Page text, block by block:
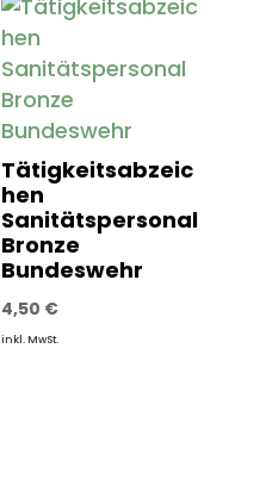
Tätigkeitsabzeic
hen
Sanitätspersonal
Bronze
Bundeswehr
4,50 €
inkl. MwSt.